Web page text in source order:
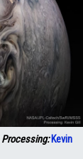
Processing:Kevin